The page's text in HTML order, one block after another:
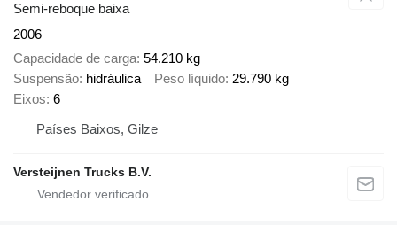
Semi-reboque baixa
2006
Capacidade de carga 54.210 kg
Suspensão hidráulica Peso líquido 29.790 kg
Eixos 6
Países Baixos, Gilze
Versteijnen Trucks B.V.